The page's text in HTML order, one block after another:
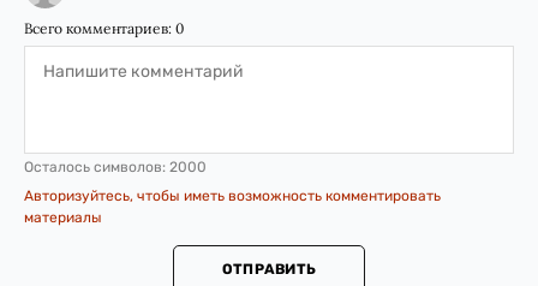
Всего комментариев: 0
Осталось символов: 2000
Авторизуйтесь, чтобы иметь возможность комментировать
материалы
ОТПРАВИТЬ